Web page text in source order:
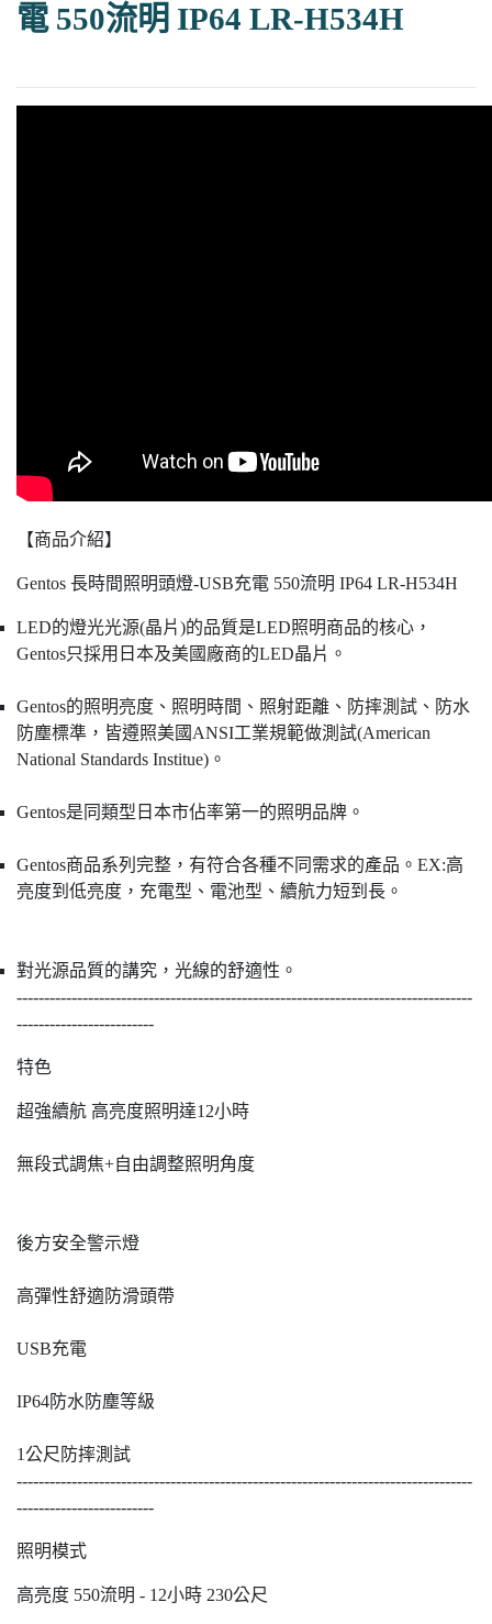
電 550流明 IP64 LR-H534H
【商品介紹】
Gentos 長時間照明頭燈-USB充電 550流明 IP64 LR-H534H
LED的燈光光源(晶片)的品質是LED照明商品的核心，
Gentos只採用日本及美國廠商的LED晶片。
Gentos的照明亮度、照明時間、照射距離、防摔測試、防水
防塵標準，皆遵照美國ANSI工業規範做測試(American
National Standards Institue)。
Gentos是同類型日本市佔率第一的照明品牌。
Gentos商品系列完整，有符合各種不同需求的產品。EX:高
亮度到低亮度，充電型、電池型、續航力短到長。
對光源品質的講究，光線的舒適性。
-----------------------------------------------------------------------------------
-------------------------
特色
超強續航 高亮度照明達12小時
無段式調焦+自由調整照明角度
後方安全警示燈
高彈性舒適防滑頭帶
USB充電
IP64防水防塵等級
1公尺防摔測試
-----------------------------------------------------------------------------------
-------------------------
照明模式
高亮度 550流明 - 12小時 230公尺